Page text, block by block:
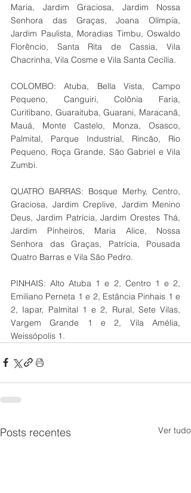
Maria, Jardim Graciosa, Jardim Nossa
Senhora das Graças, Joana Olímpia,
Jardim Paulista, Moradias Timbu, Oswaldo
Florêncio, Santa Rita de Cassia, Vila
Chacrinha, Vila Cosme e Vila Santa Cecília.
COLOMBO: Atuba, Bella Vista, Campo
Pequeno, Canguiri, Colônia Faria,
Curitibano, Guaraituba, Guarani, Maracanã,
Mauá, Monte Castelo, Monza, Osasco,
Palmital, Parque Industrial, Rincão, Rio
Pequeno, Roça Grande, São Gabriel e Vila
Zumbi.
QUATRO BARRAS: Bosque Merhy, Centro,
Graciosa, Jardim Creplive, Jardim Menino
Deus, Jardim Patrícia, Jardim Orestes Thá,
Jardim Pinheiros, Maria Alice, Nossa
Senhora das Graças, Patrícia, Pousada
Quatro Barras e Vila São Pedro.
PINHAIS: Alto Atuba 1 e 2, Centro 1 e 2,
Emiliano Perneta 1 e 2, Estância Pinhais 1 e
2, Iapar, Palmital 1 e 2, Rural, Sete Vilas,
Vargem Grande 1 e 2, Vila Amélia,
Weissópolis 1.
Posts recentes Ver tudo